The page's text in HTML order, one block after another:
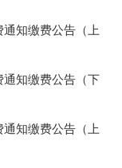
知缴费公告（上
知缴费公告（下
知缴费公告（上